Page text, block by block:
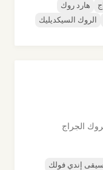
هارد روك
الروك السيكديليك
الجراج
إندي فولك